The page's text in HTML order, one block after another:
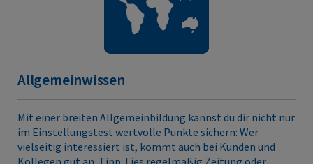
Allgemeinwissen
Mit einer breiten Allgemeinbildung kannst du dir nicht nur
im Einstellungstest wertvolle Punkte sichern: Wer
vielseitig interessiert ist, kommt auch bei Kunden und